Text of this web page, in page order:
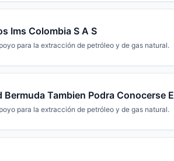
Ims Colombia S A S
para la extracción de petróleo y de gas natural.
Tambien Podra Conocerse
para la extracción de petróleo y de gas natural.